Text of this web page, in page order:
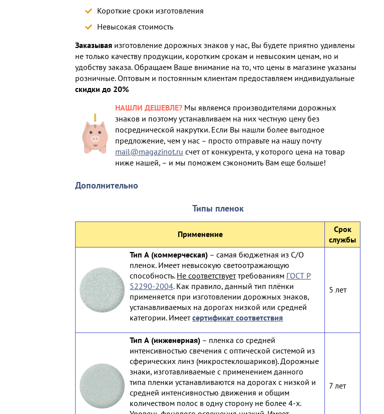
Короткие сроки изготовления
Невысокая стоимость
Заказывая изготовление дорожных знаков у нас, Вы будете приятно удивлены
не только качеству продукции, коротким срокам и невысоким ценам, но и
удобству заказа. Обращаем Ваше внимание на то, что цены в магазине указаны
розничные. Оптовым и постоянным клиентам предоставляем индивидуальные
скидки до 20%
НАШЛИ ДЕШЕВЛЕ? Мы являемся производителями дорожных
знаков и поэтому устанавливаем на них честную цену без
посреднической накрутки. Если Вы нашли более выгодное
предложение, чем у нас – просто отправьте на нашу почту
mail@magazinot.ru счет от конкурента, у которого цена на товар
ниже нашей, – и мы поможем сэкономить Вам еще больше!
Дополнительно
Типы пленок
Применение
Срок
службы
Тип А (коммерческая) – самая бюджетная из С/О
пленок. Имеет невысокую светоотражающую
способность. Не соответствуеттребованиям ГОСТ Р
52290-2004. Как правило, данный тип плёнки
применяется при изготовлении дорожных знаков,
устанавливаемых на дорогах низкой или средней
категории. Имеетсертификат соответствия
5 лет
Тип А (инженерная) – пленка со средней
интенсивностью свечения с оптической системой из
сферических линз (микростеклошариков). Дорожные
знаки, изготавливаемые с применением данного
типа пленки устанавливаются на дорогах с низкой и
средней интенсивностью движения и общим
количеством полос в одну сторону не более 4-х.
7 лет